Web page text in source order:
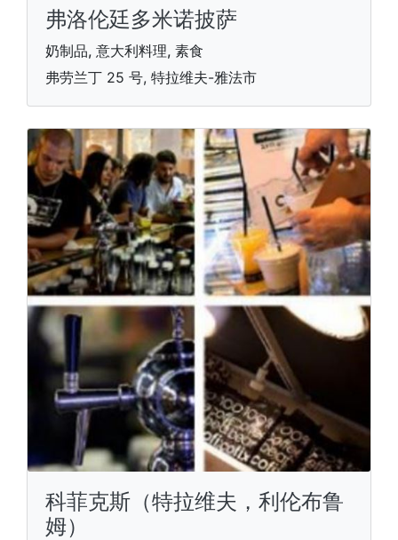
弗洛伦廷多米诺披萨
奶制品, 意大利料理, 素食
弗劳兰丁 25 号, 特拉维夫-雅法市
科菲克斯（特拉维夫，利伦布鲁
姆）